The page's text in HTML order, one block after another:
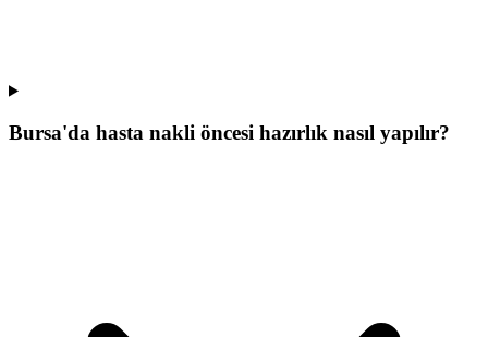
Bursa'da hasta nakli öncesi hazırlık nasıl yapılır?